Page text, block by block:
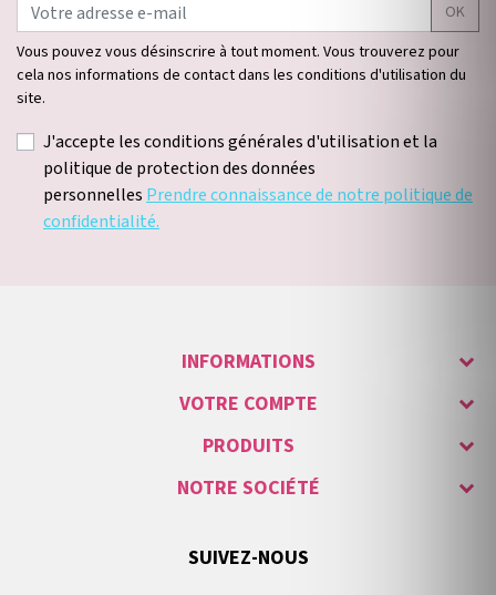
OK
Vous pouvez vous désinscrire à tout moment. Vous trouverez pour
cela nos informations de contact dans les conditions d'utilisation du
site.
J'accepte les conditions générales d'utilisation et la
politique de protection des données
personnelles Prendre connaissance de notre politique de
confidentialité.
INFORMATIONS
VOTRE COMPTE
PRODUITS
NOTRE SOCIÉTÉ
SUIVEZ-NOUS